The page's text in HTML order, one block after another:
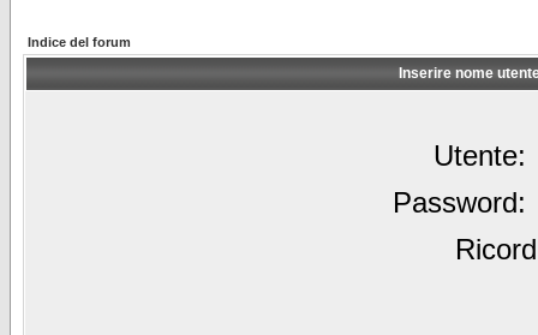
Indice del forum
Inserire nome
Utente:
Password: